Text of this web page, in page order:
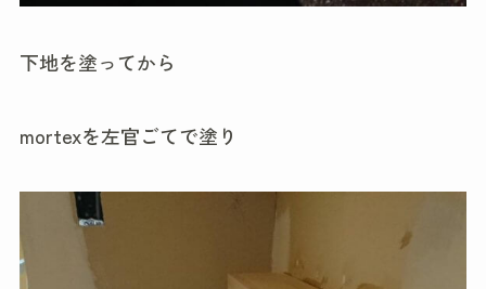
下地を塗ってから
mortexを左官ごてで塗り